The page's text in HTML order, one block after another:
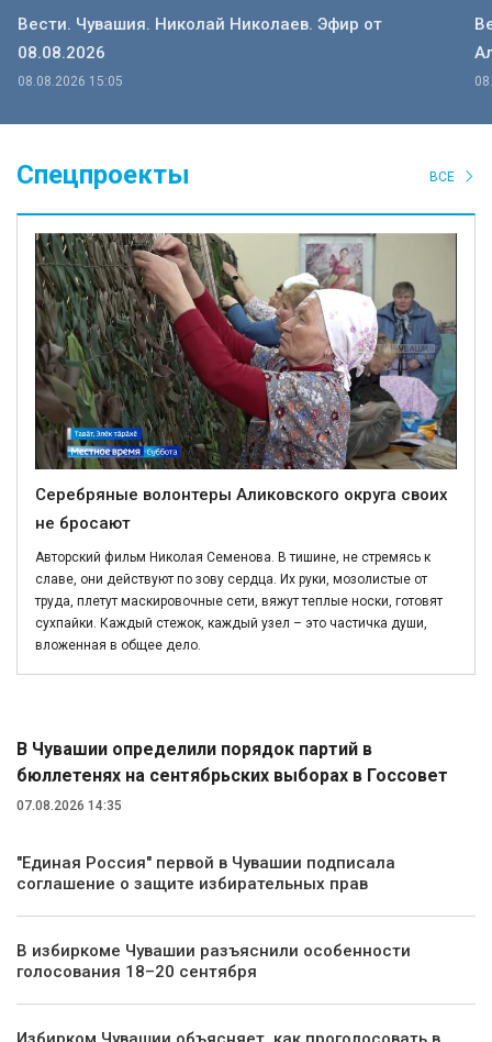
Вести. Чувашия. Николай Николаев. Эфир от
08.08.2026
08.08.2026 15:05
ВСЕ
Спецпроекты
Серебряные волонтеры Аликовского округа своих
не бросают
Авторский фильм Николая Семенова. В тишине, не стремясь к
славе, они действуют по зову сердца. Их руки, мозолистые от
труда, плетут маскировочные сети, вяжут теплые носки, готовят
сухпайки. Каждый стежок, каждый узел – это частичка души,
вложенная в общее дело.
В Чувашии определили порядок партий в
бюллетенях на сентябрьских выборах в Госсовет
07.08.2026 14:35
"Единая Россия" первой в Чувашии подписала
соглашение о защите избирательных прав
В избиркоме Чувашии разъяснили особенности
голосования 18–20 сентября